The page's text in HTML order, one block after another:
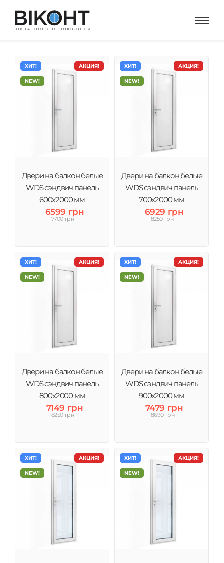
АКЦИЯ!
ХИТ!
NEW!
Двери на балкон белые
WDS сэндвич панель
600x2000 мм
6599 грн
7700 грн
АКЦИЯ!
ХИТ!
NEW!
Двери на балкон белые
WDS сэндвич панель
700x2000 мм
6929 грн
8250 грн
АКЦИЯ!
ХИТ!
NEW!
Двери на балкон белые
WDS сэндвич панель
800x2000 мм
7149 грн
8250 грн
АКЦИЯ!
ХИТ!
NEW!
Двери на балкон белые
WDS сэндвич панель
900x2000 мм
7479 грн
8690 грн
АКЦИЯ!
ХИТ!
NEW!
АКЦИЯ!
ХИТ!
NEW!